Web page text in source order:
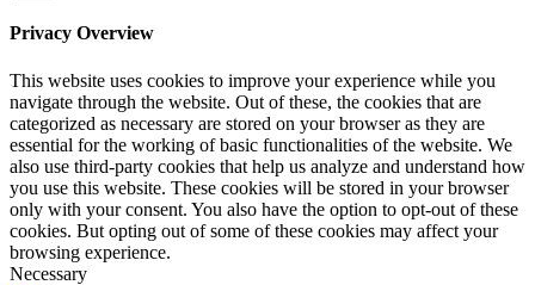
Privacy Overview
This website uses cookies to improve your experience while you
navigate through the website. Out of these, the cookies that are
categorized as necessary are stored on your browser as they are
essential for the working of basic functionalities of the website. We
also use third-party cookies that help us analyze and understand how
you use this website. These cookies will be stored in your browser
only with your consent. You also have the option to opt-out of these
cookies. But opting out of some of these cookies may affect your
browsing experience.
Necessary